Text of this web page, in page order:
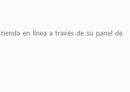
en línea a través de su panel de